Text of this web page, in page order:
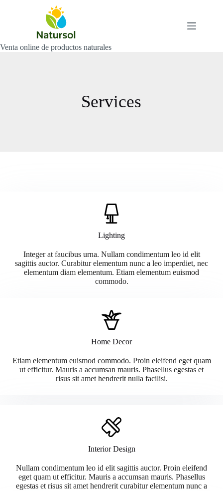
Venta online de productos naturales
Services
Lighting
Integer at faucibus urna. Nullam condimentum leo id elit
sagittis auctor. Curabitur elementum nunc a leo imperdiet, nec
elementum diam elementum. Etiam elementum euismod
commodo.
Home Decor
Etiam elementum euismod commodo. Proin eleifend eget quam
ut efficitur. Mauris a accumsan mauris. Phasellus egestas et
risus sit amet hendrerit nulla facilisi.
Interior Design
Nullam condimentum leo id elit sagittis auctor. Proin eleifend
eget quam ut efficitur. Mauris a accumsan mauris. Phasellus
egestas et risus sit amet hendrerit curabitur elementum nunc a